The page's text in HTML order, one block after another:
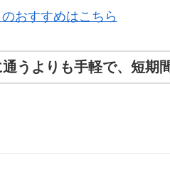
おすすめはこちら
うよりも手軽で、短期